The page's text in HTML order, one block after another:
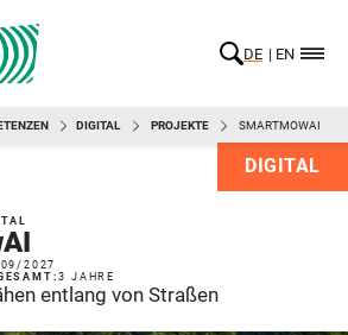
DE EN
DIGITAL PROJEKTE SMARTMOWAI
DIGITAL
09/2027
3 JAHRE
entlang von Straßen